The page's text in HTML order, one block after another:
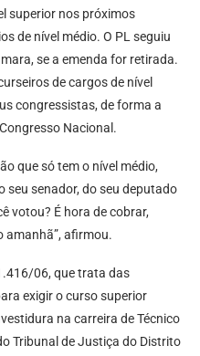
superior nos próximos
de nível médio. O PL seguiu
se a emenda for retirada.
de cargos de nível
congressistas, de forma a
Nacional.
que só tem o nível médio,
seu senador, do seu deputado
votou? É hora de cobrar,
amanhã”, afirmou.
06, que trata das
exigir o curso superior
na carreira de Técnico
Tribunal de Justiça do Distrito